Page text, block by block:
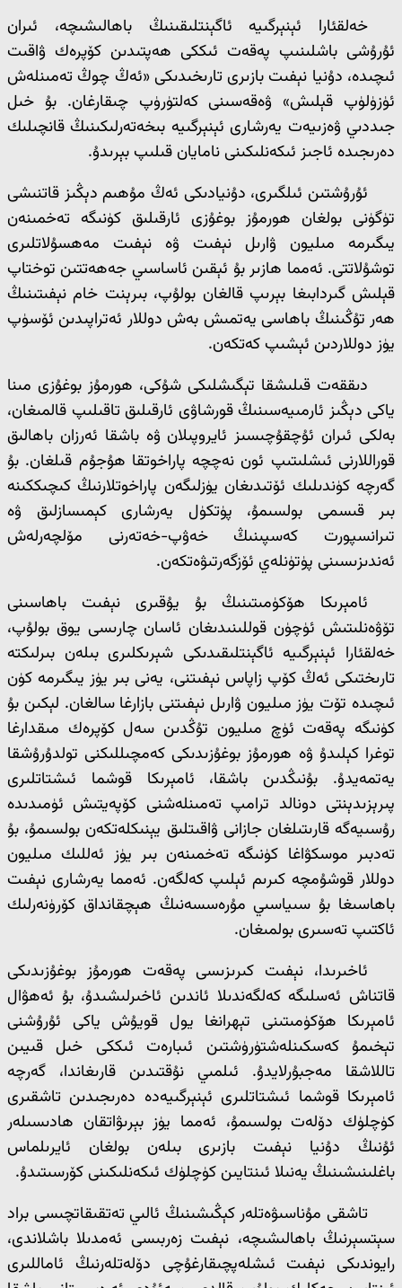
خەلقئارا ئېنېرگىيە ئاگېنتلىقىنىڭ باھالىشىچە، ئىران
ئۇرۇشى باشلىنىپ پەقەت ئىككى ھەپتىدىن كۆپرەك ۋاقىت
ئىچىدە، دۇنيا نېفىت بازىرى تارىخىدىكى «ئەڭ چوڭ تەمىنلەش
ئۈزۈلۈپ قېلىش» ۋەقەسىنى كەلتۈرۈپ چىقارغان. بۇ خىل
جىددىي ۋەزىيەت يەرشارى ئېنېرگىيە بىخەتەرلىكىنىڭ قانچىلىك
دەرىجىدە ئاجىز ئىكەنلىكىنى نامايان قىلىپ بېرىدۇ.
ئۇرۇشتىن ئىلگىرى، دۇنيادىكى ئەڭ مۇھىم دېڭىز قاتنىشى
تۈگۈنى بولغان ھورمۇز بوغۇزى ئارقىلىق كۈنىگە تەخمىنەن
يىگىرمە مىليون ۋارىل نېفىت ۋە نېفىت مەھسۇلاتلىرى
توشۇلاتتى. ئەمما ھازىر بۇ ئېقىن ئاساسىي جەھەتتىن توختاپ
قېلىش گىردابىغا بېرىپ قالغان بولۇپ، بىرېنت خام نېفىتىنىڭ
ھەر تۇڭىنىڭ باھاسى يەتمىش بەش دوللار ئەتراپىدىن ئۆسۈپ
يۈز دوللاردىن ئېشىپ كەتكەن.
دىققەت قىلىشقا تېگىشلىكى شۇكى، ھورمۇز بوغۇزى مىنا
ياكى دېڭىز ئارمىيەسىنىڭ قورشاۋى ئارقىلىق تاقىلىپ قالمىغان،
بەلكى ئىران ئۇچقۇچىسىز ئايروپىلان ۋە باشقا ئەرزان باھالىق
قوراللارنى ئىشلىتىپ ئون نەچچە پاراخوتقا ھۇجۇم قىلغان. بۇ
گەرچە كۈندىلىك ئۆتىدىغان يۈزلىگەن پاراخوتلارنىڭ كىچىككىنە
بىر قىسمى بولسىمۇ، پۈتكۈل يەرشارى كېمىسازلىق ۋە
تىرانسپورت كەسپىنىڭ خەۋپ-خەتەرنى مۆلچەرلەش
ئەندىزىسىنى پۈتۈنلەي ئۆزگەرتىۋەتكەن.
ئامېرىكا ھۆكۈمىتىنىڭ بۇ يۇقىرى نېفىت باھاسىنى
تۆۋەنلىتىش ئۈچۈن قوللىنىدىغان ئاسان چارىسى يوق بولۇپ،
خەلقئارا ئېنېرگىيە ئاگېنتلىقىدىكى شېرىكلىرى بىلەن بىرلىكتە
تارىختىكى ئەڭ كۆپ زاپاس نېفىتنى، يەنى بىر يۈز يىگىرمە كۈن
ئىچىدە تۆت يۈز مىليون ۋارىل نېفىتنى بازارغا سالغان. لېكىن بۇ
كۈنىگە پەقەت ئۈچ مىليون تۇڭدىن سەل كۆپرەك مىقدارغا
توغرا كېلىدۇ ۋە ھورمۇز بوغۇزىدىكى كەمچىللىكنى تولدۇرۇشقا
يەتمەيدۇ. بۇنىڭدىن باشقا، ئامېرىكا قوشما ئىشتاتلىرى
پىرېزىدېنتى دونالد ترامپ تەمىنلەشنى كۆپەيتىش ئۈمىدىدە
رۇسىيەگە قارىتىلغان جازانى ۋاقىتلىق يېنىكلەتكەن بولسىمۇ، بۇ
تەدبىر موسكۋاغا كۈنىگە تەخمىنەن بىر يۈز ئەللىك مىليون
دوللار قوشۇمچە كىرىم ئېلىپ كەلگەن. ئەمما يەرشارى نېفىت
باھاسىغا بۇ سىياسىي مۇرەسسەنىڭ ھېچقانداق كۆرۈنەرلىك
ئاكتىپ تەسىرى بولمىغان.
ئاخىرىدا، نېفىت كىرىزىسى پەقەت ھورمۇز بوغۇزىدىكى
قاتناش ئەسلىگە كەلگەندىلا ئاندىن ئاخىرلىشىدۇ، بۇ ئەھۋال
ئامېرىكا ھۆكۈمىتىنى تېھرانغا يول قويۇش ياكى ئۇرۇشنى
تېخىمۇ كەسكىنلەشتۈرۈشتىن ئىبارەت ئىككى خىل قىيىن
تاللاشقا مەجبۇرلايدۇ. ئىلمىي نۇقتىدىن قارىغاندا، گەرچە
ئامېرىكا قوشما ئىشتاتلىرى ئېنېرگىيەدە دەرىجىدىن تاشقىرى
كۈچلۈك دۆلەت بولسىمۇ، ئەمما يۈز بېرىۋاتقان ھادىسىلەر
ئۇنىڭ دۇنيا نېفىت بازىرى بىلەن بولغان ئايرىلماس
باغلىنىشىنىڭ يەنىلا ئىنتايىن كۈچلۈك ئىكەنلىكىنى كۆرسىتىدۇ.
تاشقى مۇناسىۋەتلەر كېڭىشىنىڭ ئالىي تەتقىقاتچىسى براد
سېتسېرنىڭ باھالىشىچە، نېفىت زەربىسى ئەمدىلا باشلاندى،
رايوندىكى نېفىت ئىشلەپچىقارغۇچى دۆلەتلەرنىڭ ئاماللىرى